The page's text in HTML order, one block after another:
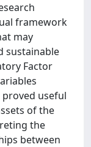
framework
may
sustainable
Factor
useful
of the
the
between